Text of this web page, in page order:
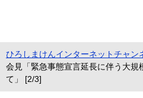
ひろしまけんインターネットチャン
会見「緊急事態宣言延長に伴う大規
て」 [2/3]